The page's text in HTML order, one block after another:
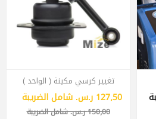
تغيير كرسي مكينة ( الواحد )
127٫50 ر.س.‏ شامل الضريبة
150٫00 ر.س.‏ شامل الضريبة